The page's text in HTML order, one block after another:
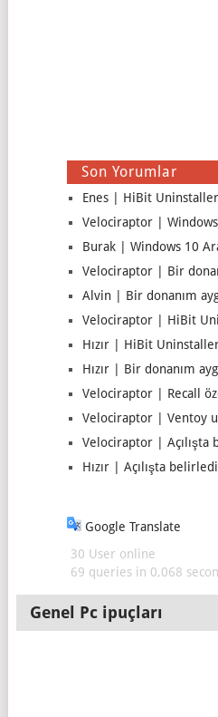
Son Yorumlar
Enes | HiBit
Velociraptor |
Burak | Windows 10
Velociraptor | Bir
Alvin | Bir donanım
Velociraptor | HiBit
Hızır | HiBit
Hızır | Bir donanım
Velociraptor | Recall
Velociraptor | Ventoy
Velociraptor | Açılışta
Hızır | Açılışta
Google Translate
30 User online
69 queries in 0,068
Genel Pc ipuçları